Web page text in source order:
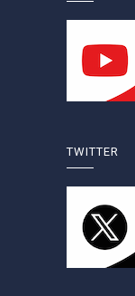
TWITTER